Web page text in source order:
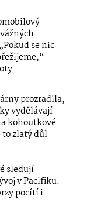
se nic
prozradila,
vydělávají
kohoutkové
to zlatý důl
sledují
v Pacifiku.
pocítí i